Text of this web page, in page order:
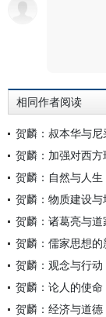
相同作者阅读
贺麟：叔本华与尼
贺麟：加强对西
贺麟：自然与人生
贺麟：物质建设
贺麟：诸葛亮与道
贺麟：儒家思想的
贺麟：观念与行动
贺麟：论人的使命
贺麟：经济与道德